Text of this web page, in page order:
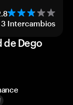
3 Intercambios
de Dego